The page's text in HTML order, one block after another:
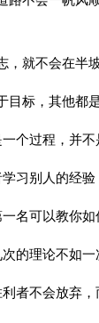
就不会在半坡
标，其他都是
过程，并不
别人的经验
可以教你如
理论不如一
不会放弃，